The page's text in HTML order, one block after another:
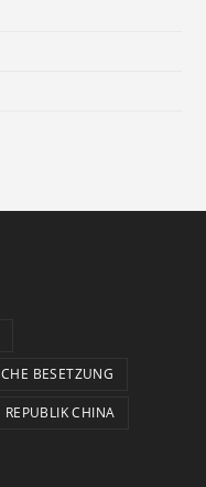
BESETZUNG
REPUBLIK CHINA